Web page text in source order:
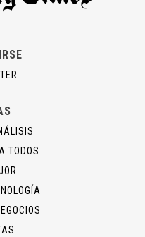
TODOS